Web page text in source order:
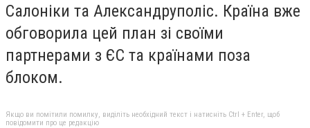
Салоніки та Александруполіс. Країна вже
обговорила цей план зі своїми
партнерами з ЄС та країнами поза
блоком.
Якщо ви помітили помилку, виділіть необхідний текст і натисніть Ctrl + Enter, щоб
повідомити про це редакцію